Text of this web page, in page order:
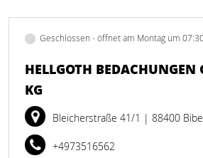
Geschlossen - öffnet am Montag um
HELLGOTH BEDACHUNGEN
KG
Bleicherstraße 41/1 | 88400
+4973516562